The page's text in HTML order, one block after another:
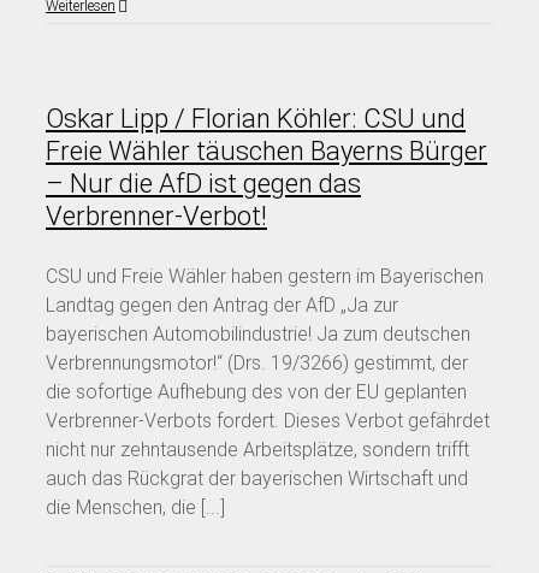
Weiterlesen
Oskar Lipp / Florian Köhler: CSU und
Freie Wähler täuschen Bayerns Bürger
– Nur die AfD ist gegen das
Verbrenner-Verbot!
CSU und Freie Wähler haben gestern im Bayerischen
Landtag gegen den Antrag der AfD „Ja zur
bayerischen Automobilindustrie! Ja zum deutschen
Verbrennungsmotor!“ (Drs. 19/3266) gestimmt, der
die sofortige Aufhebung des von der EU geplanten
Verbrenner-Verbots fordert. Dieses Verbot gefährdet
nicht nur zehntausende Arbeitsplätze, sondern trifft
auch das Rückgrat der bayerischen Wirtschaft und
die Menschen, die [...]